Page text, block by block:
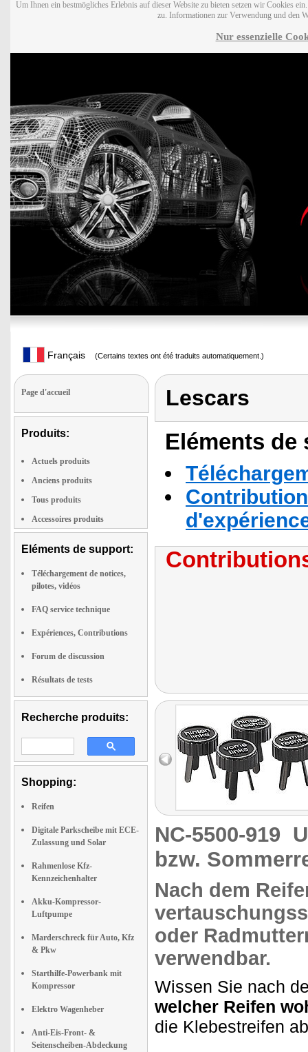
Um Ihnen ein bestmögliches Erlebnis auf dieser Website zu bieten setzen wir Cookies
zu. Informationen zur Verwendung und den
Nur essenzielle
Français (Certains textes ont été traduits automatiquement.)
Page d'accueil
Produits:
Actuels produits
Anciens produits
Tous produits
Accessoires produits
Eléments de support:
Téléchargement de notices,
pilotes, vidéos
FAQ service technique
Expériences, Contributions
Forum de discussion
Résultats de tests
Recherche produits:
Shopping:
Reifen
Digitale Parkscheibe mit ECE-
Zulassung und Solar
Rahmenlose Kfz-
Kennzeichenhalter
Akku-Kompressor-
Luftpumpe
Marderschreck für Auto, Kfz
& Pkw
Starthilfe-Powerbank mit
Kompressor
Elektro Wagenheber
Anti-Eis-Front- &
Seitenscheiben-Abdeckung
Lescars
Eléments
NC-5500-919
bzw.
Nach dem
oder
verwendbar.
Wissen Sie nach
welcher Reifen
die Klebestreifen